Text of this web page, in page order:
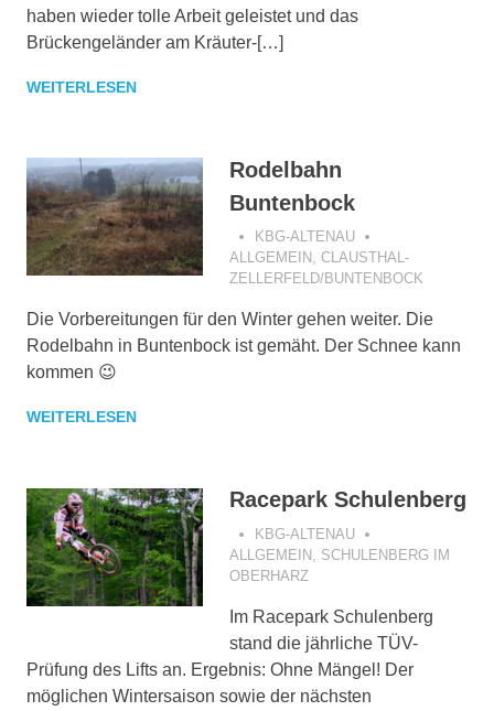
haben wieder tolle Arbeit geleistet und das
Brückengeländer am Kräuter-[…]
WEITERLESEN
Rodelbahn
Buntenbock
KBG-ALTENAU
ALLGEMEIN , CLAUSTHAL-
ZELLERFELD/BUNTENBOCK
Die Vorbereitungen für den Winter gehen weiter. Die
Rodelbahn in Buntenbock ist gemäht. Der Schnee kann
kommen 😉
WEITERLESEN
Racepark Schulenberg
KBG-ALTENAU
ALLGEMEIN
SCHULENBERG IM
OBERHARZ
Im Racepark Schulenberg
stand die jährliche TÜV-
Prüfung des Lifts an. Ergebnis: Ohne Mängel! Der
möglichen Wintersaison sowie der nächsten